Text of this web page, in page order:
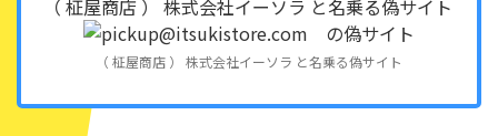
（ 柾屋商店 ） 株式会社イーソラ と名乗る偽サイト
（ 柾屋商店 ） 株式会社イーソラ と名乗る偽サイト